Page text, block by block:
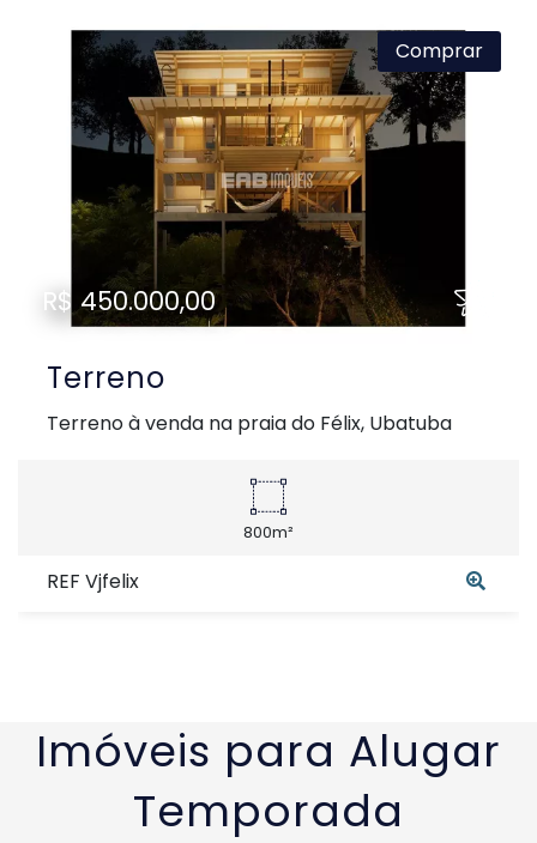
Previous
Comprar
R$ 450.000,00
Terreno
Terreno à venda na praia do Félix, Ubatuba
800m²
REF Vjfelix
Imóveis para Alugar
Temporada